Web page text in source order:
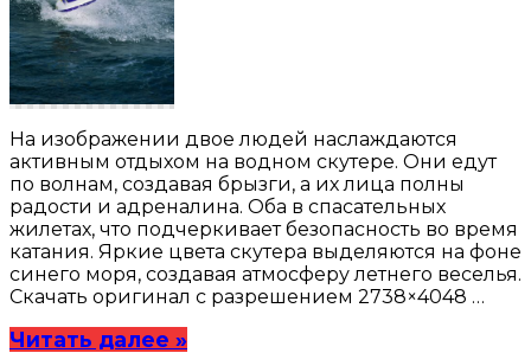
На изображении двое людей наслаждаются
активным отдыхом на водном скутере. Они едут
по волнам, создавая брызги, а их лица полны
радости и адреналина. Оба в спасательных
жилетах, что подчеркивает безопасность во время
катания. Яркие цвета скутера выделяются на фоне
синего моря, создавая атмосферу летнего веселья.
Скачать оригинал с разрешением 2738×4048 …
Читать далее »